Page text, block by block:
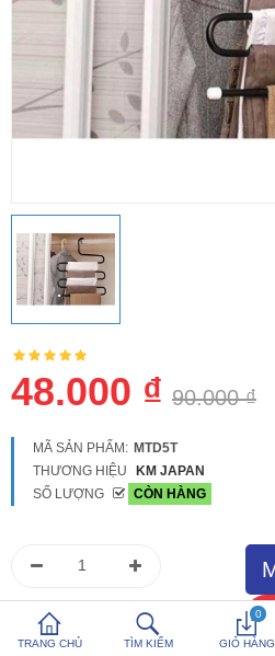
Đồ chơi trẻ em
Sản phẩm khác
Thương hiệu
So sánh
Hotline:
Tải App SanHangRe nhận Quà
TRANG CHỦ TÌM KIẾM
0
GIỎ HÀNG
48.000 ₫ 90.000 ₫
MÃ SẢN PHẨM: MTD5T
THƯƠNG HIỆU
KM JAPAN
SỐ LƯỢNG
CÒN HÀNG